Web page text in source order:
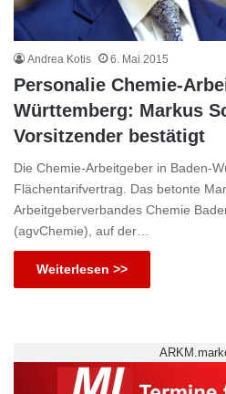
Andrea Kotis 6. Mai 2015
Personalie Chemie-
Württemberg: Markus
Vorsitzender bestätigt
Die Chemie-Arbeitgeber in Baden-
Flächentarifvertrag. Das betonte
Arbeitgeberverbandes Chemie
(agvChemie), auf der…
Weiterlesen >>